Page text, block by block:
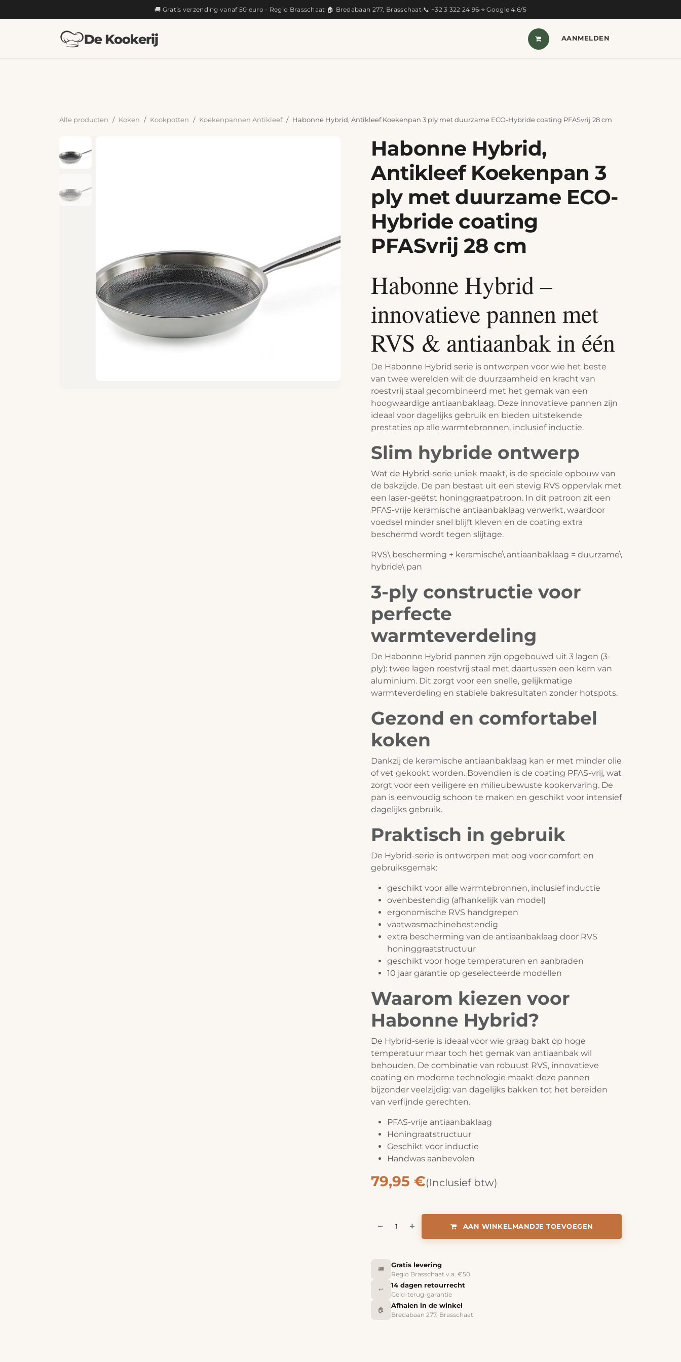
🚚 Gratis verzending vanaf 50 euro - Regio Brasschaat· 🏠 Bredabaan 277, Brasschaat·📞 +32 3 322 24 96· ⭐ Google 4.6/5
SHOP CONTACT
AANMELDEN
Alle producten Koken Kookpotten Koekenpannen Antikleef Habonne Hybrid, Antikleef Koekenpan 3 ply met duurzame ECO-Hybride coating PFASvrij 28 cm
Habonne Hybrid,
Antikleef Koekenpan 3
ply met duurzame ECO-
Hybride coating
PFASvrij 28 cm
Habonne Hybrid –
innovatieve pannen met
RVS & antiaanbak in één
De Habonne Hybrid serie is ontworpen voor wie het beste
van twee werelden wil: de duurzaamheid en kracht van
roestvrij staal gecombineerd met het gemak van een
hoogwaardige antiaanbaklaag. Deze innovatieve pannen zijn
ideaal voor dagelijks gebruik en bieden uitstekende
prestaties op alle warmtebronnen, inclusief inductie.
Slim hybride ontwerp
Wat de Hybrid-serie uniek maakt, is de speciale opbouw van
de bakzijde. De pan bestaat uit een stevig RVS oppervlak met
een laser-geëtst honinggraatpatroon. In dit patroon zit een
PFAS-vrije keramische antiaanbaklaag verwerkt, waardoor
voedsel minder snel blijft kleven en de coating extra
beschermd wordt tegen slijtage.
RVS\ bescherming + keramische\ antiaanbaklaag = duurzame\
hybride\ pan
3-ply constructie voor
perfecte
warmteverdeling
De Habonne Hybrid pannen zijn opgebouwd uit 3 lagen (3-
ply): twee lagen roestvrij staal met daartussen een kern van
aluminium. Dit zorgt voor een snelle, gelijkmatige
warmteverdeling en stabiele bakresultaten zonder hotspots.
Gezond en comfortabel
koken
Dankzij de keramische antiaanbaklaag kan er met minder olie
of vet gekookt worden. Bovendien is de coating PFAS-vrij, wat
zorgt voor een veiligere en milieubewuste kookervaring. De
pan is eenvoudig schoon te maken en geschikt voor intensief
dagelijks gebruik.
Praktisch in gebruik
De Hybrid-serie is ontworpen met oog voor comfort en
gebruiksgemak:
geschikt voor alle warmtebronnen, inclusief inductie
ovenbestendig (afhankelijk van model)
ergonomische RVS handgrepen
vaatwasmachinebestendig
extra bescherming van de antiaanbaklaag door RVS
honinggraatstructuur
geschikt voor hoge temperaturen en aanbraden
10 jaar garantie op geselecteerde modellen
Waarom kiezen voor
Habonne Hybrid?
De Hybrid-serie is ideaal voor wie graag bakt op hoge
temperatuur maar toch het gemak van antiaanbak wil
behouden. De combinatie van robuust RVS, innovatieve
coating en moderne technologie maakt deze pannen
bijzonder veelzijdig: van dagelijks bakken tot het bereiden
van verfijnde gerechten.
PFAS-vrije antiaanbaklaag
Honingraatstructuur
Geschikt voor inductie
Handwas aanbevolen
79,95 €(Inclusief btw)
AAN WINKELMANDJE TOEVOEGEN
🚚
Gratis levering
Regio Brasschaat v.a. €50
↩️
14 dagen retourrecht
Geld-terug-garantie
🏠
Afhalen in de winkel
Bredabaan 277, Brasschaat